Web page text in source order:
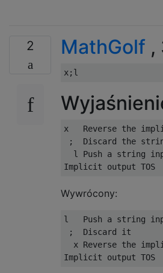
2 MathGolf ,
x   Reverse the
;  Discard the
l Push a string
Wywrócony:
l   Push a string
;  Discard it
x Reverse the